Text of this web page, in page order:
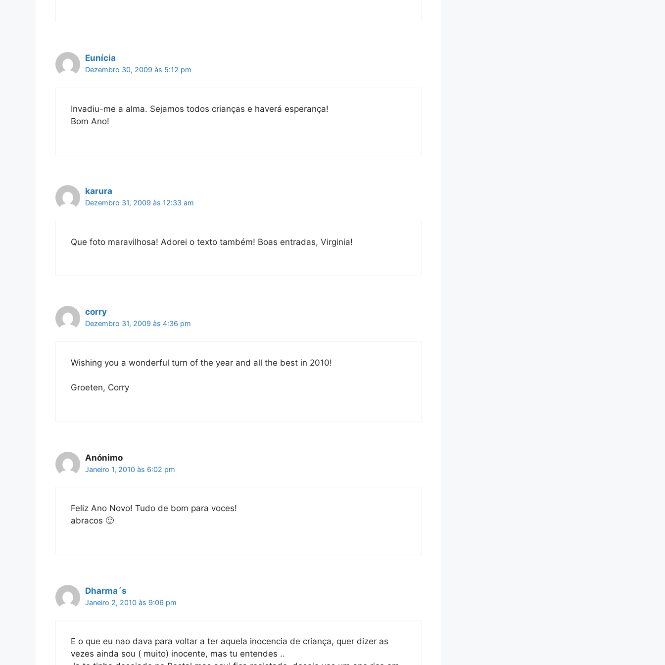
Eunícia
Dezembro 30, 2009 às 5:12 pm
Invadiu-me a alma. Sejamos todos crianças e haverá esperança!
Bom Ano!
karura
Dezembro 31, 2009 às 12:33 am
Que foto maravilhosa! Adorei o texto também! Boas entradas, Virginia!
corry
Dezembro 31, 2009 às 4:36 pm
Wishing you a wonderful turn of the year and all the best in 2010!
Groeten, Corry
Anónimo
Janeiro 1, 2010 às 6:02 pm
Feliz Ano Novo! Tudo de bom para voces!
abracos 🙂
Dharma´s
Janeiro 2, 2010 às 9:06 pm
E o que eu nao dava para voltar a ter aquela inocencia de criança, quer dizer as
vezes ainda sou ( muito) inocente, mas tu entendes ..